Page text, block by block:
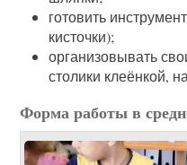
готовить
кисточки);
организовывать
столики клеёнкой,
Форма работы в